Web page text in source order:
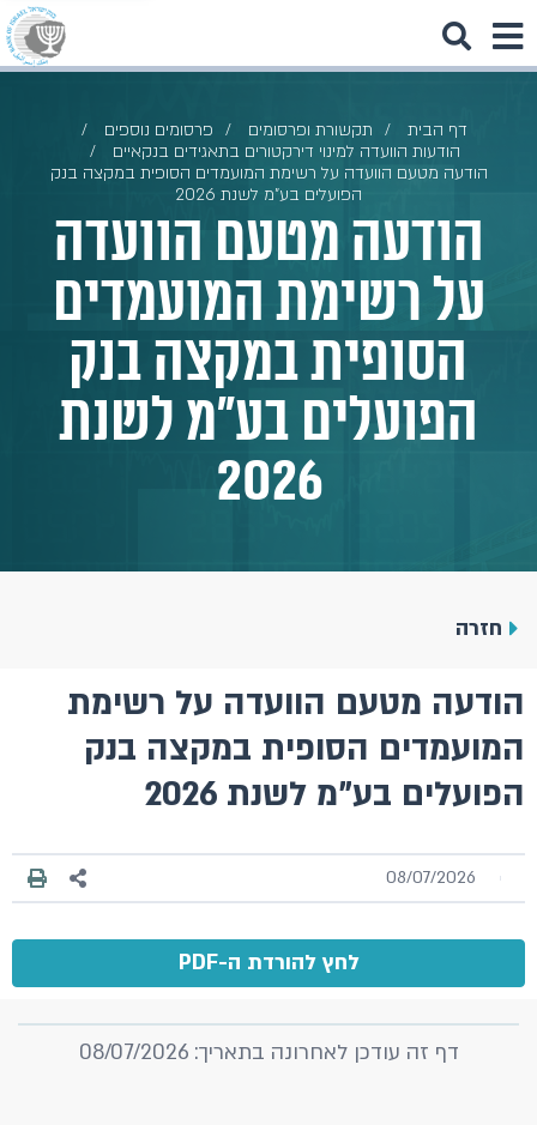
דף הבית תקשורת ופרסומים
פרסומים נוספים
הודעות הוועדה למינוי דירקטורים בתאגידים בנקאיים
הודעה מטעם הוועדה על רשימת המועמדים הסופית במקצה בנק
הפועלים בע"מ לשנת 2026
הודעה מטעם הוועדה
על רשימת המועמדים
הסופית במקצה בנק
הפועלים בע"מ לשנת
2026
חזרה
הודעה מטעם הוועדה על רשימת
המועמדים הסופית במקצה בנק
הפועלים בע"מ לשנת 2026
08/07/2026
לחץ להורדת ה-PDF
דף זה עודכן לאחרונה בתאריך: 08/07/2026